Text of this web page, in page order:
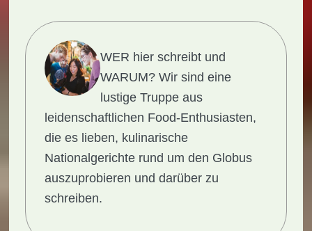
WER hier schreibt und
WARUM?Wir sind eine
lustige Truppe aus
leidenschaftlichen Food-Enthusiasten,
die es lieben, kulinarische
Nationalgerichte rund um den Globus
auszuprobieren und darüber zu
schreiben.